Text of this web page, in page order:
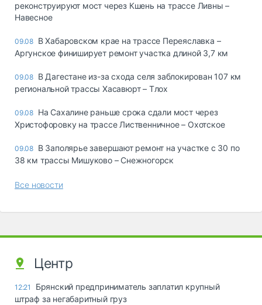
реконструируют мост через Кшень на трассе Ливны –
Навесное
09.08 В Хабаровском крае на трассе Переяславка –
Аргунское финиширует ремонт участка длиной 3,7 км
09.08 В Дагестане из-за схода селя заблокирован 107 км
региональной трассы Хасавюрт – Тлох
09.08 На Сахалине раньше срока сдали мост через
Христофоровку на трассе Лиственничное – Охотское
09.08 В Заполярье завершают ремонт на участке с 30 по
38 км трассы Мишуково – Снежногорск
Все новости
Центр
12:21
Брянский предприниматель заплатил крупный
штраф за негабаритный груз